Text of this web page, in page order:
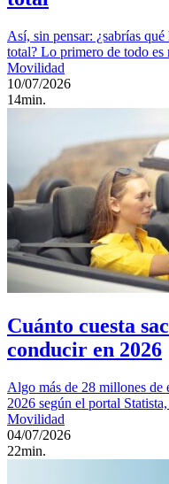
Así, sin pensar: ¿sabrías
total? Lo primero de todo
Movilidad
10/07/2026
14min.
Cuánto cuesta
conducir en 2026
Algo más de 28 millones de
2026 según el portal
Movilidad
04/07/2026
22min.